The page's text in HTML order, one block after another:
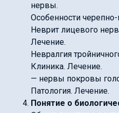
нервы.
Особенности
Неврит лицевого
Лечение.
Невралгия
Клиника. Лечение.
— нервы покровы
Патология. Лечение.
Понятие о